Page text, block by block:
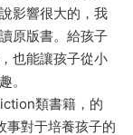
影響很大的，我
原版書。給孩子
也能讓孩子從小
。
類書籍，的
事對于培養孩子的